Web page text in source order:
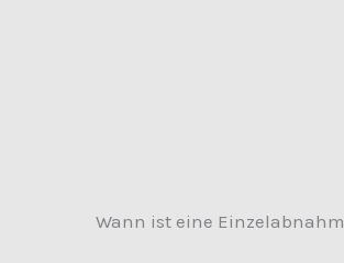
Wann ist eine